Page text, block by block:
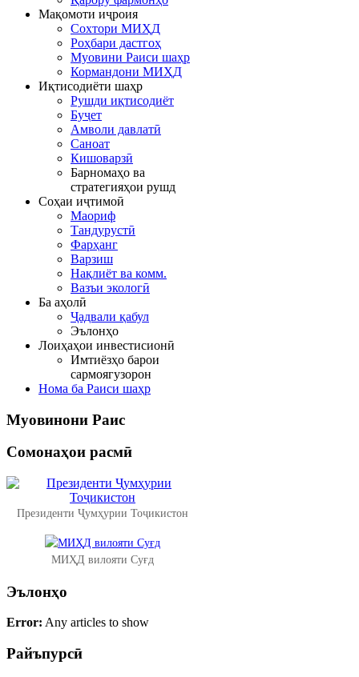
Мақомоти иҷроия
Сохтори МИҲД
Роҳбари дастгоҳ
Муовини Раиси шаҳр
Кормандони МИҲД
Иқтисодиёти шаҳр
Рушди иқтисодиёт
Буҷет
Амволи давлатӣ
Саноат
Кишоварзӣ
Барномаҳо ва
стратегияҳои рушд
Соҳаи иҷтимоӣ
Маориф
Тандурустӣ
Фарҳанг
Варзиш
Нақлиёт ва комм.
Вазъи экологӣ
Ба аҳолӣ
Ҷадвали қабул
Эълонҳо
Лоиҳаҳои инвестисионӣ
Имтиёзҳо барои
сармоягузорон
Нома ба Раиси шаҳр
Муовинони Раис
Сомонаҳои расмӣ
Президенти Ҷумҳурии Тоҷикистон
МИҲД вилояти Суғд
Эълонҳо
Error: Any articles to show
Райъпурсӣ